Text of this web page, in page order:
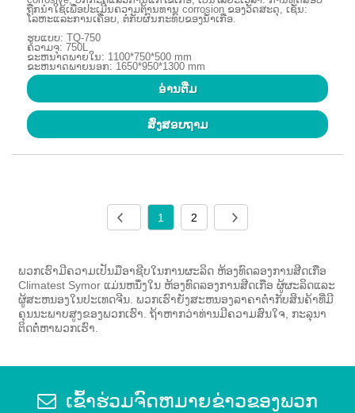
ຖືກນໍາໃຊ້ເພື່ອປະເມີນຄວາມຕ້ານທານ corrosion ຂອງວັດສະດຸ, ເຊັ່ນ:
ໂລຫະແລະການເຄືອບ, ຕໍ່ກັບຜົນກະທົບຂອງນ້ໍາເກືອ.
ຮູບແບບ: TQ-750
ຄວາມຈຸ: 750L
ຂະຫນາດພາຍໃນ: 1100*750*500 mm
ຂະຫນາດພາຍນອກ: 1650*950*1300 mm
ອ່ານ​ຕື່ມ
ສົ່ງສອບຖາມ
1 2
ພວກເຮົາມີຄວາມເປັນມືອາຊີບໃນການຜະລິດ ຫ້ອງທົດລອງການສີດເກືອ
Climatest Symor ແມ່ນຫນຶ່ງໃນ ຫ້ອງທົດລອງການສີດເກືອ ຜູ້ຜະລິດແລະ
ຜູ້ສະຫນອງໃນປະເທດຈີນ. ພວກເຮົາຍັງສະຫນອງລາຄາຕ່ໍາກັບສິນຄ້າທີ່ມີ
ຄຸນນະພາບສູງຂອງພວກເຮົາ. ຖ້າຫາກວ່າທ່ານມີຄວາມສົນໃຈ, ກະລຸນາ
ຕິດຕໍ່ຫາພວກເຮົາ.
ເຂົ້າຮ່ວມຈົດຫມາຍຂ່າວຂອງພວກ